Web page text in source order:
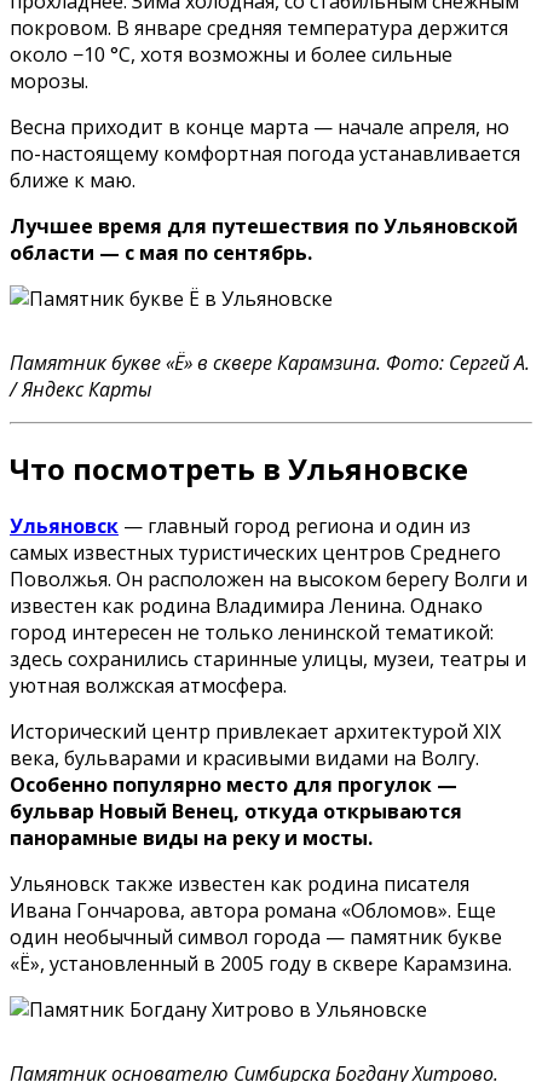
покровом. В январе средняя температура держится
около −10 °C, хотя возможны и более сильные
морозы.
Весна приходит в конце марта — начале апреля, но
по-настоящему комфортная погода устанавливается
ближе к маю.
Лучшее время для путешествия по Ульяновской
области — с мая по сентябрь.
Памятник букве «Ё» в сквере Карамзина. Фото: Сергей А.
/ Яндекс Карты
Что посмотреть в Ульяновске
Ульяновск — главный город региона и один из
самых известных туристических центров Среднего
Поволжья. Он расположен на высоком берегу Волги и
известен как родина Владимира Ленина. Однако
город интересен не только ленинской тематикой:
здесь сохранились старинные улицы, музеи, театры и
уютная волжская атмосфера.
Исторический центр привлекает архитектурой XIX
века, бульварами и красивыми видами на Волгу.
Особенно популярно место для прогулок —
бульвар Новый Венец, откуда открываются
панорамные виды на реку и мосты.
Ульяновск также известен как родина писателя
Ивана Гончарова, автора романа «Обломов». Еще
один необычный символ города — памятник букве
«Ё», установленный в 2005 году в сквере Карамзина.
Памятник основателю Симбирска Богдану Хитрово.